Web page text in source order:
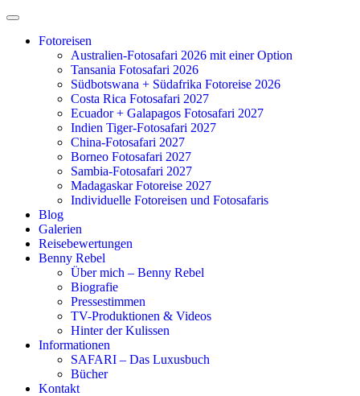
Zum
springenFotoreisen
Australien-Fotosafari 2026 mit einer Option
Tansania Fotosafari 2026
Südbotswana + Südafrika Fotoreise 2026
Costa Rica Fotosafari 2027
Ecuador + Galapagos Fotosafari 2027
Indien Tiger-Fotosafari 2027
China-Fotosafari 2027
Borneo Fotosafari 2027
Sambia-Fotosafari 2027
Madagaskar Fotoreise 2027
Individuelle Fotoreisen und Fotosafaris
Blog
Galerien
Reisebewertungen
Benny Rebel
Über mich – Benny Rebel
Biografie
Pressestimmen
TV-Produktionen & Videos
Hinter der Kulissen
Informationen
SAFARI – Das Luxusbuch
Bücher
Kontakt